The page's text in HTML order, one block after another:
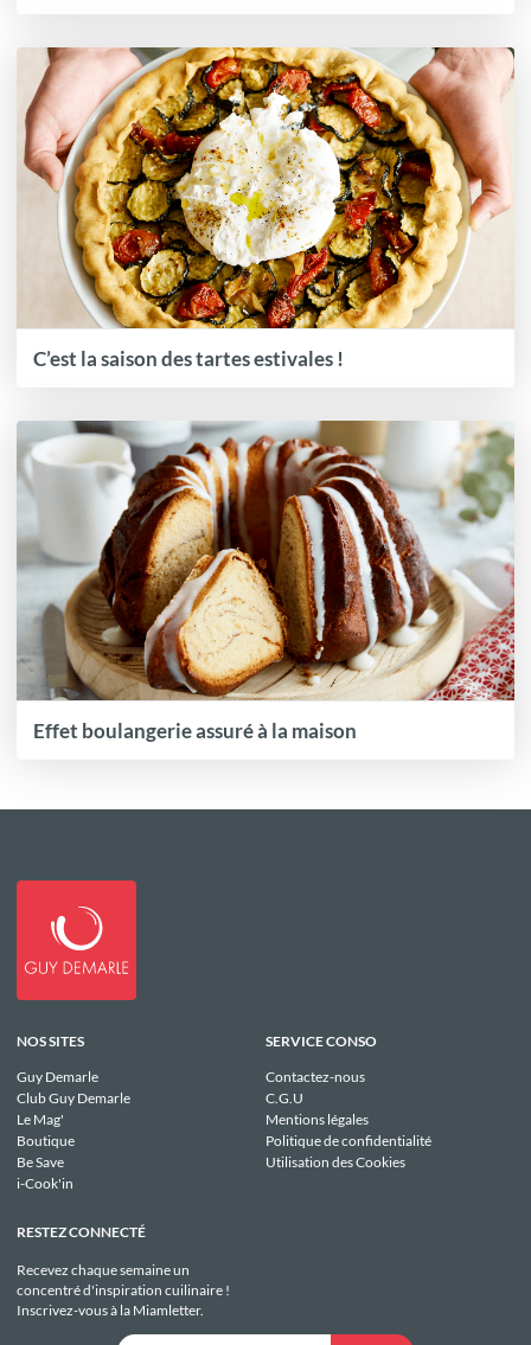
C’est la saison des tartes estivales !
Effet boulangerie assuré à la maison
NOS SITES
Guy Demarle
Club Guy Demarle
Le Mag'
Boutique
Be Save
i-Cook'in
SERVICE CONSO
Contactez-nous
C.G.U
Mentions légales
Politique de confidentialité
Utilisation des Cookies
RESTEZ CONNECTÉ
Recevez chaque semaine un
concentré d'inspiration cuilinaire !
Inscrivez-vous à la Miamletter.